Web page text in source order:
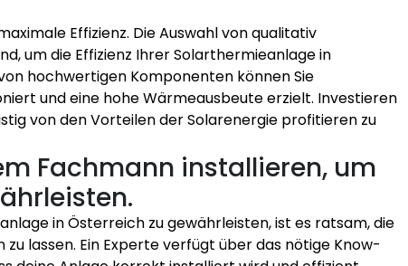
Effizienz. Die Auswahl von qualitativ
um die Effizienz Ihrer Solarthermieanlage in
hochwertigen Komponenten können Sie
und eine hohe Wärmeausbeute erzielt. Investieren
von den Vorteilen der Solarenergie profitieren zu
Fachmann installieren, um
in Österreich zu gewährleisten, ist es ratsam, die
lassen. Ein Experte verfügt über das nötige Know-